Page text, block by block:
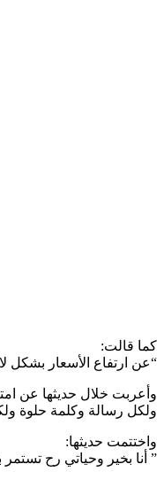
كما قالت:
“عن ارتفاع الأسعار بشكل
وأعربت خلال حديثها عن
ولكل رسالة وكلمة حلوة
واختتمت حديثها:
” أنا بخير وحياتي رح